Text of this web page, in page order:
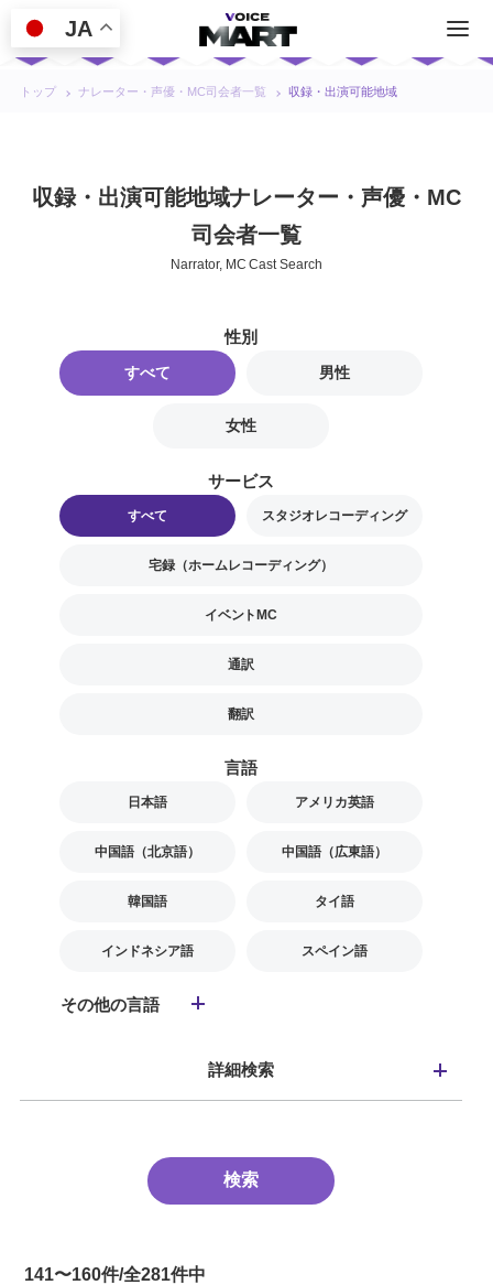
トップ ナレーター・声優・MC司会者一覧 収録・出演可能地域
収録・出演可能地域ナレーター・声優・MC
司会者一覧
Narrator, MC Cast Search
性別
すべて 男性
女性
サービス
すべて スタジオレコーディング
宅録（ホームレコーディング）
イベントMC
通訳
翻訳
言語
日本語 アメリカ英語
中国語（北京語） 中国語（広東語）
韓国語 タイ語
インドネシア語 スペイン語
その他の言語
詳細検索
141〜160件/全281件中
JA